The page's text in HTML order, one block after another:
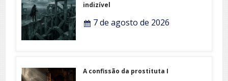
indizível
7 de agosto de 2026
A confissão da prostituta I